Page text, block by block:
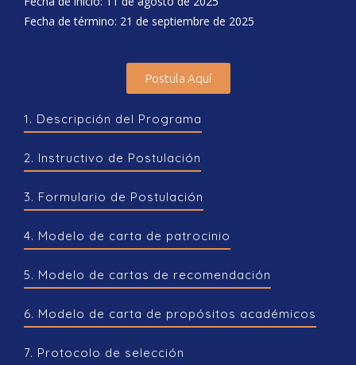
Fecha de término: 21 de septiembre de 2025
Postula Aquí
1. Descripción del Programa
2. Instructivo de Postulación
3. Formulario de Postulación
4. Modelo de carta de patrocinio
5. Modelo de cartas de recomendación
6. Modelo de carta de propósitos académicos
7. Protocolo de selección